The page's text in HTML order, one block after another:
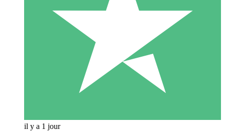
il y a 1 jour